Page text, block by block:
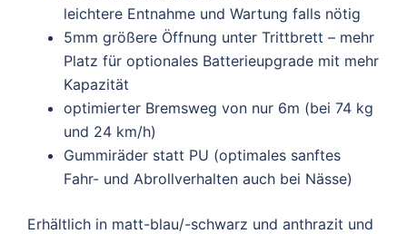
leichtere Entnahme und Wartung falls nötig
5mm größere Öffnung unter Trittbrett – mehr
Platz für optionales Batterieupgrade mit mehr
Kapazität
optimierter Bremsweg von nur 6m (bei 74 kg
und 24 km/h)
Gummiräder statt PU (optimales sanftes
Fahr- und Abrollverhalten auch bei Nässe)
Erhältlich in matt-blau/-schwarz und anthrazit und